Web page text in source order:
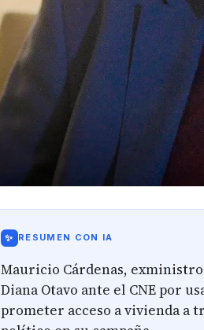
✨ RESUMEN CON IA
Mauricio Cárdenas,
Diana Otavo ante el CNE por
prometer acceso a vivienda a